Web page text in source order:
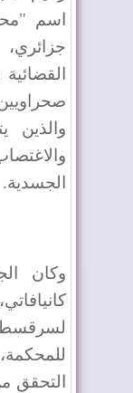
اسم
والذين
الجسدية.
وكان
التحقق